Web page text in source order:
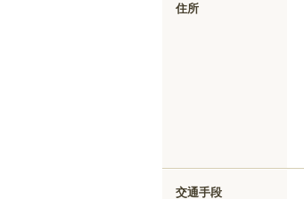
住所
交通手段